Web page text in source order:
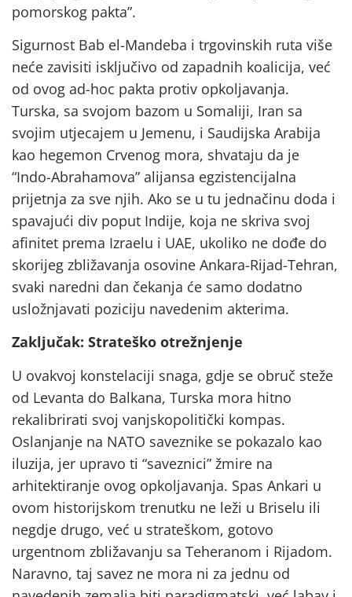
pomorskog pakta”.
Sigurnost Bab el-Mandeba i trgovinskih ruta više
neće zavisiti isključivo od zapadnih koalicija, već
od ovog ad-hoc pakta protiv opkoljavanja.
Turska, sa svojom bazom u Somaliji, Iran sa
svojim utjecajem u Jemenu, i Saudijska Arabija
kao hegemon Crvenog mora, shvataju da je
“Indo-Abrahamova” alijansa egzistencijalna
prijetnja za sve njih. Ako se u tu jednačinu doda i
spavajući div poput Indije, koja ne skriva svoj
afinitet prema Izraelu i UAE, ukoliko ne dođe do
skorijeg zbližavanja osovine Ankara-Rijad-Tehran,
svaki naredni dan čekanja će samo dodatno
usložnjavati poziciju navedenim akterima.
Zaključak: Strateško otrežnjenje
U ovakvoj konstelaciji snaga, gdje se obruč steže
od Levanta do Balkana, Turska mora hitno
rekalibrirati svoj vanjskopolitički kompas.
Oslanjanje na NATO saveznike se pokazalo kao
iluzija, jer upravo ti “saveznici” žmire na
arhitektiranje ovog opkoljavanja. Spas Ankari u
ovom historijskom trenutku ne leži u Briselu ili
negdje drugo, već u strateškom, gotovo
urgentnom zbližavanju sa Teheranom i Rijadom.
Naravno, taj savez ne mora ni za jednu od